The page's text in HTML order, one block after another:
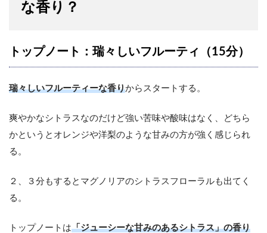
な香り？
トップノート：瑞々しいフルーティ（15分）
瑞々しいフルーティーな香りからスタートする。
爽やかなシトラスなのだけど強い苦味や酸味はなく、どちら
かというとオレンジや洋梨のような甘みの方が強く感じられ
る。
２、３分もするとマグノリアのシトラスフローラルも出てく
る。
トップノートは「ジューシーな甘みのあるシトラス」の香り